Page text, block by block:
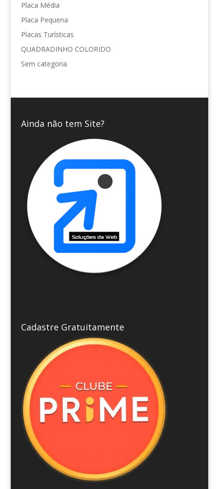
Placa Média
Placa Pequena
Placas Turísticas
QUADRADINHO COLORIDO
Sem categoria
Ainda não tem Site?
Cadastre Gratuitamente